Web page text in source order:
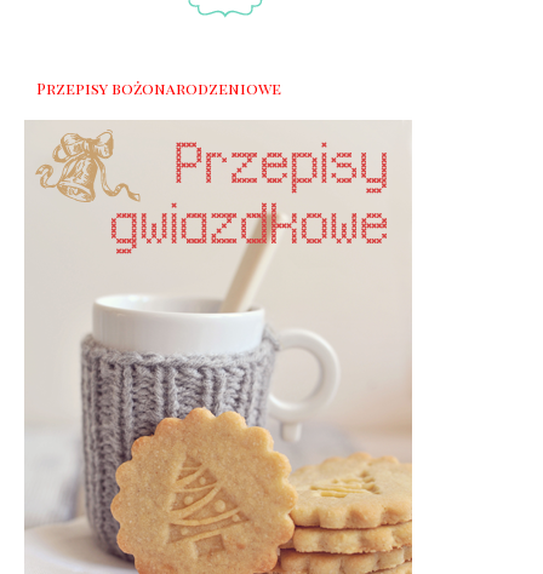
Przepisy bożonarodzeniowe